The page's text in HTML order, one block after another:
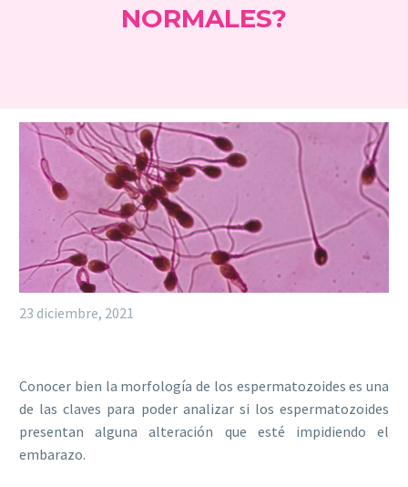
NORMALES?
23 diciembre, 2021
Conocer bien la morfología de los espermatozoides es una
de las claves para poder analizar si los espermatozoides
presentan alguna alteración que esté impidiendo el
embarazo.